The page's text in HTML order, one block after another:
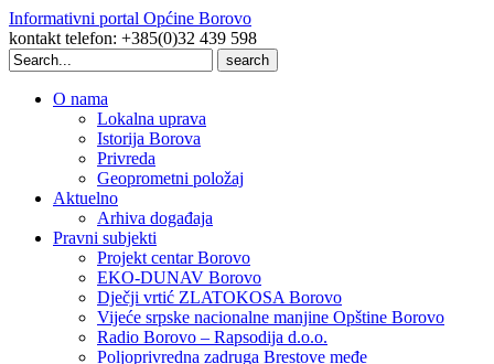
Informativni portal Općine Borovo
kontakt telefon: +385(0)32 439 598
Search
for:
O nama
Lokalna uprava
Istorija Borova
Privreda
Geoprometni položaj
Aktuelno
Arhiva događaja
Pravni subjekti
Projekt centar Borovo
EKO-DUNAV Borovo
Dječji vrtić ZLATOKOSA Borovo
Vijeće srpske nacionalne manjine Opštine Borovo
Radio Borovo – Rapsodija d.o.o.
Poljoprivredna zadruga Brestove međe